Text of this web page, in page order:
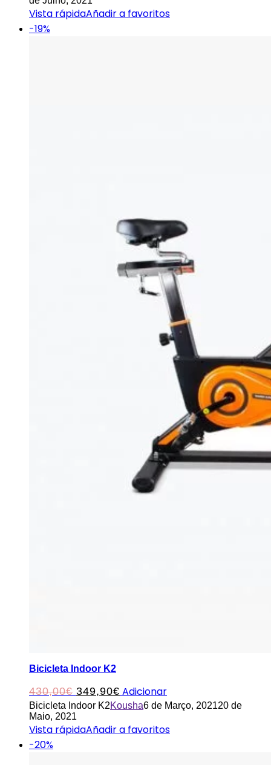
Vista rápidaAñadir a favoritos
-19%
Bicicleta Indoor K2
430,00€ O
preço
original
349,90€ O
preço
atual
Adicionar
Bicicleta Indoor K2Kousha6 de Março, 202120 de
Maio, 2021
Vista rápidaAñadir a favoritos
-20%